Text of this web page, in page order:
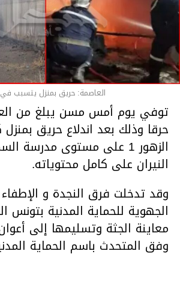
العاصمة: حريق بمنزل يتسبب
حرقا وذلك بعد اندلاع حريق
الزهور 1 على مستوى مدرسة
النيران على كامل محتوياته.
وقد تدخلت فرق النجدة و الإطفاء
الجهوية للحماية المدنية بتونس
معاينة الجثة وتسليمها إلى
وفق المتحدث باسم الحماية